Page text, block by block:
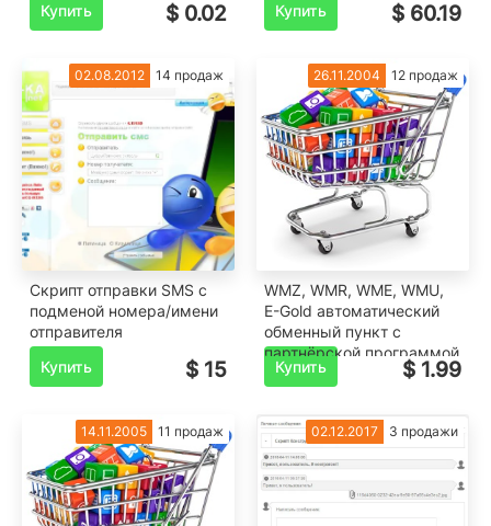
Купить
$ 0.02
Купить
$ 60.19
02.08.2012 14 продаж
Скрипт отправки SMS с
подменой номера/имени
отправителя
Купить
$ 15
26.11.2004 12 продаж
WMZ, WMR, WME, WMU,
E-Gold автоматический
обменный пункт с
партнёрской программой
Купить $ 1.99
14.11.2005 11 продаж 02.12.2017 3 продажи